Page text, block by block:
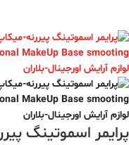
پرایمر اسموتینگ